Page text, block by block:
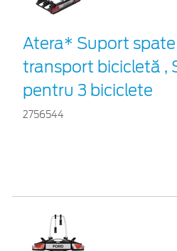
Atera* Suport
transport bicicletă ,
pentru 3 biciclete
2756544